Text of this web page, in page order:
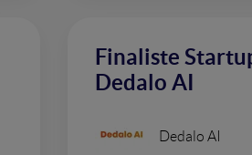
Finaliste
Dedalo AI
Dedalo AI